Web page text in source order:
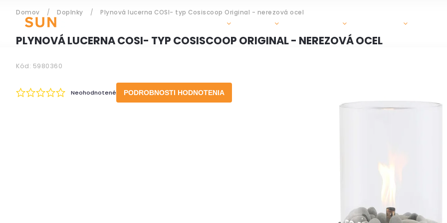
Domov / Doplnky / Plynová lucerna COSI- typ Cosiscoop Original - nerezová ocel
PLYNOVÁ LUCERNA COSI- TYP COSISCOOP ORIGINAL - NEREZOVÁ OCEL
Kód: 5980360
Neohodnotené PODROBNOSTI HODNOTENIA